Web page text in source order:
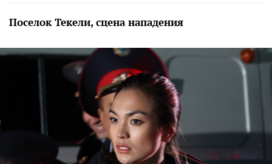
Поселок Текели, сцена нападения